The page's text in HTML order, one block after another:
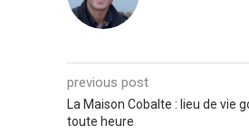
previous post
La Maison Cobalte : lieu de vie
toute heure